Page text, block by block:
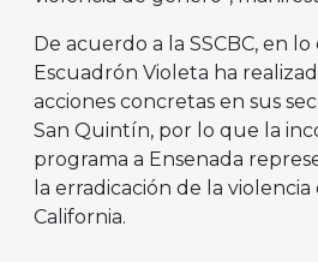
De acuerdo a la SSCBC, en
Escuadrón Violeta ha
acciones concretas en sus
San Quintín, por lo que la
programa a Ensenada
la erradicación de la
California.